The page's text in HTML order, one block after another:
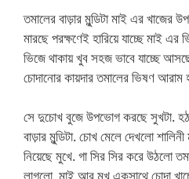
তমালের বাড়ার মুন্ডিটা মাই এর খাজের
মারছে পরক্ষণেই হারিয়ে যাচ্ছে মাই
ভিজে থাকায় খুব সহজ ভাবে যাচ্ছে
চোদানোর কায়দার তমালের ভিষণ আরাম
সে দুচোখ বুজে উপভোগ করছে সুখটা.
বাড়ার মুন্ডিটা. চোখ মেলে দেখলো শালিনী
নিয়েছে মুখে. গা সির সির করে উঠলো